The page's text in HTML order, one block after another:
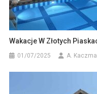
Wakacje W Złotych
01/07/2025 A.